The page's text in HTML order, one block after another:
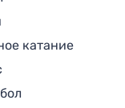
катание